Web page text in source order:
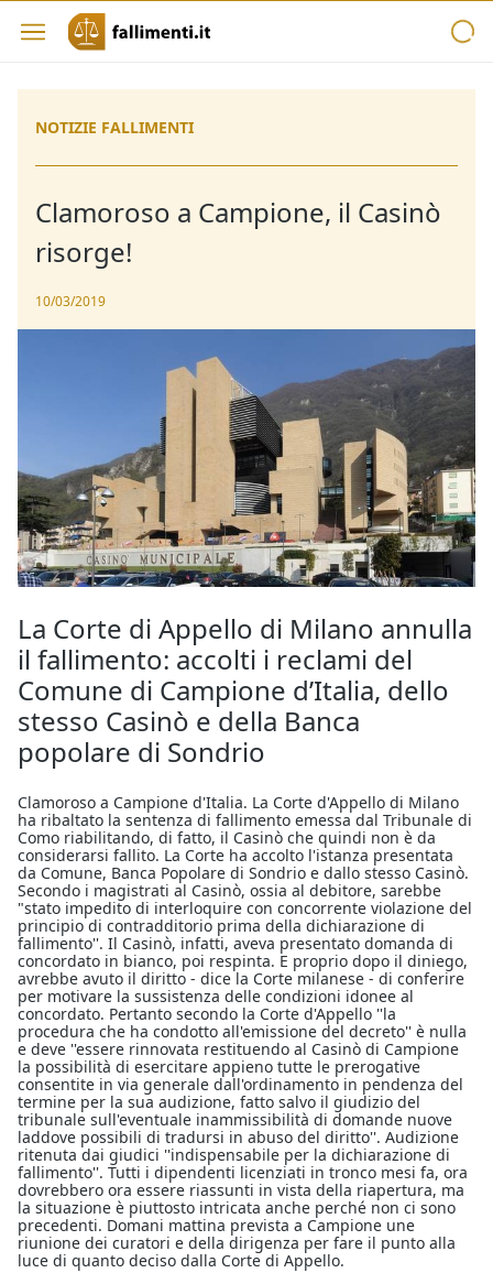
NOTIZIE FALLIMENTI
Clamoroso a Campione, il Casinò
risorge!
10/03/2019
La Corte di Appello di Milano annulla
il fallimento: accolti i reclami del
Comune di Campione d’Italia, dello
stesso Casinò e della Banca
popolare di Sondrio
Clamoroso a Campione d'Italia. La Corte d'Appello di Milano
ha ribaltato la sentenza di fallimento emessa dal Tribunale di
Como riabilitando, di fatto, il Casinò che quindi non è da
considerarsi fallito. La Corte ha accolto l'istanza presentata
da Comune, Banca Popolare di Sondrio e dallo stesso Casinò.
Secondo i magistrati al Casinò, ossia al debitore, sarebbe
"stato impedito di interloquire con concorrente violazione del
principio di contradditorio prima della dichiarazione di
fallimento''. Il Casinò, infatti, aveva presentato domanda di
concordato in bianco, poi respinta. E proprio dopo il diniego,
avrebbe avuto il diritto - dice la Corte milanese - di conferire
per motivare la sussistenza delle condizioni idonee al
concordato. Pertanto secondo la Corte d'Appello ''la
procedura che ha condotto all'emissione del decreto'' è nulla
e deve ''essere rinnovata restituendo al Casinò di Campione
la possibilità di esercitare appieno tutte le prerogative
consentite in via generale dall'ordinamento in pendenza del
termine per la sua audizione, fatto salvo il giudizio del
tribunale sull'eventuale inammissibilità di domande nuove
laddove possibili di tradursi in abuso del diritto''. Audizione
ritenuta dai giudici ''indispensabile per la dichiarazione di
fallimento''. Tutti i dipendenti licenziati in tronco mesi fa, ora
dovrebbero ora essere riassunti in vista della riapertura, ma
la situazione è piuttosto intricata anche perché non ci sono
precedenti. Domani mattina prevista a Campione une
riunione dei curatori e della dirigenza per fare il punto alla
luce di quanto deciso dalla Corte di Appello.